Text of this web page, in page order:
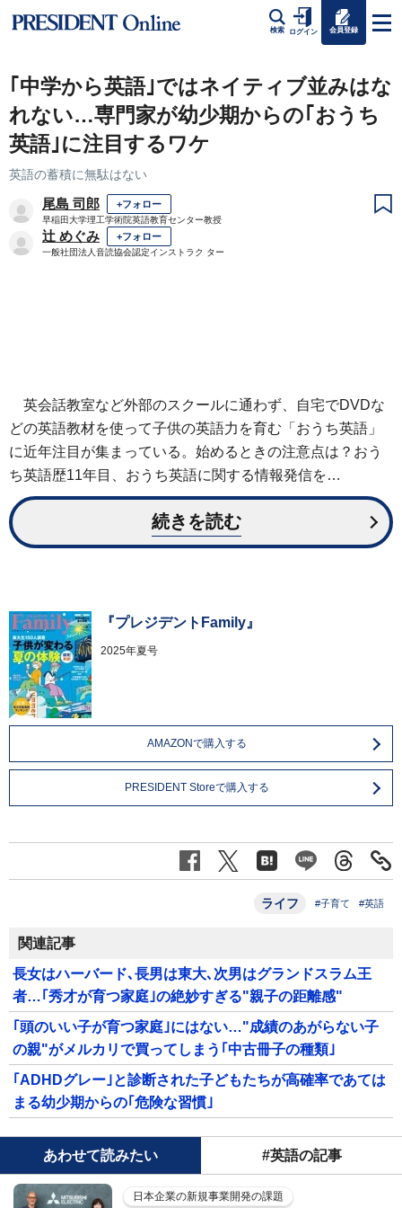
検索 ログイン 会員登録
｢中学から英語｣ではネイティブ並みはな
れない…専門家が幼少期からの｢おうち
英語｣に注目するワケ
英語の蓄積に無駄はない
尾島 司郎 +フォロー
早稲田大学理工学術院英語教育センター教授
辻 めぐみ +フォロー
一般社団法人音読協会認定インストラク ター
英会話教室など外部のスクールに通わず、自宅でDVDな
どの英語教材を使って子供の英語力を育む「おうち英語」
に近年注目が集まっている。始めるときの注意点は？おう
ち英語歴11年目、おうち英語に関する情報発信を…
続きを読む
『プレジデントFamily』
2025年夏号
AMAZONで購入する
PRESIDENT Storeで購入する
ライフ #子育て #英語
関連記事
長女はハーバード､長男は東大､次男はグランドスラム王
者…｢秀才が育つ家庭｣の絶妙すぎる"親子の距離感"
｢頭のいい子が育つ家庭｣にはない…"成績のあがらない子
の親"がメルカリで買ってしまう｢中古冊子の種類｣
｢ADHDグレー｣と診断された子どもたちが高確率であては
まる幼少期からの｢危険な習慣｣
あわせて読みたい #英語の記事
日本企業の新規事業開発の課題